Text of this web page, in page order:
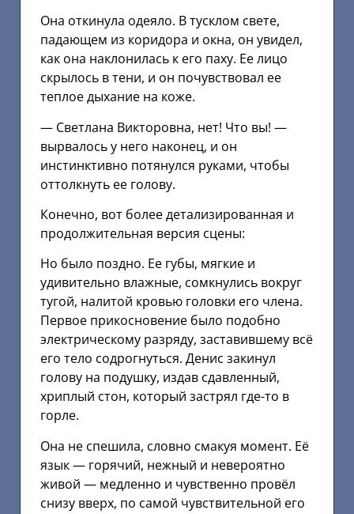
Она откинула одеяло. В тусклом свете,
падающем из коридора и окна, он увидел,
как она наклонилась к его паху. Ее лицо
скрылось в тени, и он почувствовал ее
теплое дыхание на коже.
— Светлана Викторовна, нет! Что вы! —
вырвалось у него наконец, и он
инстинктивно потянулся руками, чтобы
оттолкнуть ее голову.
Конечно, вот более детализированная и
продолжительная версия сцены:
Но было поздно. Ее губы, мягкие и
удивительно влажные, сомкнулись вокруг
тугой, налитой кровью головки его члена.
Первое прикосновение было подобно
электрическому разряду, заставившему всё
его тело содрогнуться. Денис закинул
голову на подушку, издав сдавленный,
хриплый стон, который застрял где-то в
горле.
Она не спешила, словно смакуя момент. Её
язык — горячий, нежный и невероятно
живой — медленно и чувственно провёл
снизу вверх, по самой чувствительной его